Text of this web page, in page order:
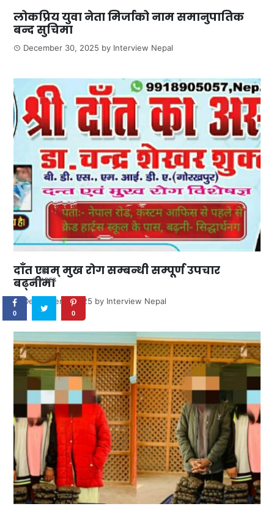
लोकप्रिय युवा नेता मिर्जाको नाम समानुपातिक
बन्द सुचिमा
December 30, 2025 by Interview Nepal
दाँत एवम् मुख रोग सम्बन्धी सम्पूर्ण उपचार
बढ्नीमा
December 7, 2025 by Interview Nepal
0
SHARES
0 0